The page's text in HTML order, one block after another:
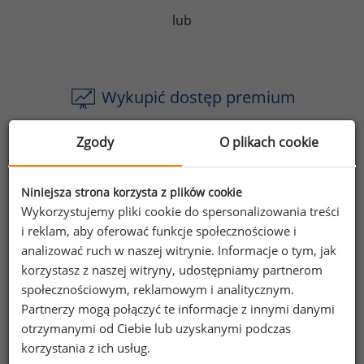
lub
Wykupić dostęp premium
Stając się użytkownikiem premium portalu
wynagrodzenia.pl otrzymasz:
dostęp do 3998 artykułów,
dostęp do 840 raportów stanowiskowych,
dostęp do wybranych raportów płacowych,
do 50% zniżki na najnowsze raporty,
e-booki o motywowaniu,
oraz inne korzyści.
Zgody O plikach cookie
Niniejsza strona korzysta z plików cookie
Wykorzystujemy pliki cookie do spersonalizowania treści
i reklam, aby oferować funkcje społecznościowe i
analizować ruch w naszej witrynie. Informacje o tym, jak
korzystasz z naszej witryny, udostępniamy partnerom
społecznościowym, reklamowym i analitycznym.
Partnerzy mogą połączyć te informacje z innymi danymi
otrzymanymi od Ciebie lub uzyskanymi podczas
korzystania z ich usług.